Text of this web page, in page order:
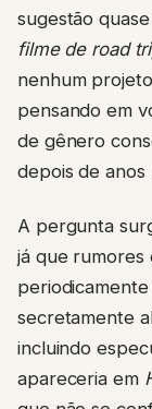
sugestão
filme de road
nenhum
pensando em
de gênero
depois de
A pergunta
já que rumores
secretamente
incluindo
apareceria em